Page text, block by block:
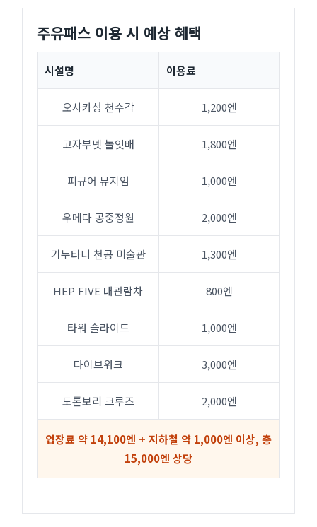
주유패스 이용 시 예상 혜택
시설명 이용료
오사카성 천수각 1,200엔
고자부넷 놀잇배 1,800엔
피규어 뮤지엄 1,000엔
우메다 공중정원 2,000엔
기누타니 천공 미술관 1,300엔
HEP FIVE 대관람차 800엔
타워 슬라이드 1,000엔
다이브워크 3,000엔
도톤보리 크루즈 2,000엔
입장료 약 14,100엔 + 지하철 약 1,000엔 이상, 총
15,000엔 상당